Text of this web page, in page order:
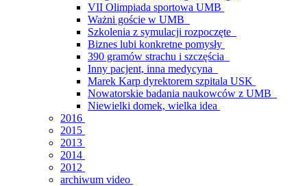
VII Olimpiada sportowa UMB
Ważni goście w UMB
Szkolenia z symulacji rozpoczęte
Biznes lubi konkretne pomysły
390 gramów strachu i szczęścia
Inny pacjent, inna medycyna
Marek Karp dyrektorem szpitala USK
Nowatorskie badania naukowców z UMB
Niewielki domek, wielka idea
2016
2015
2013
2014
2012
archiwum video